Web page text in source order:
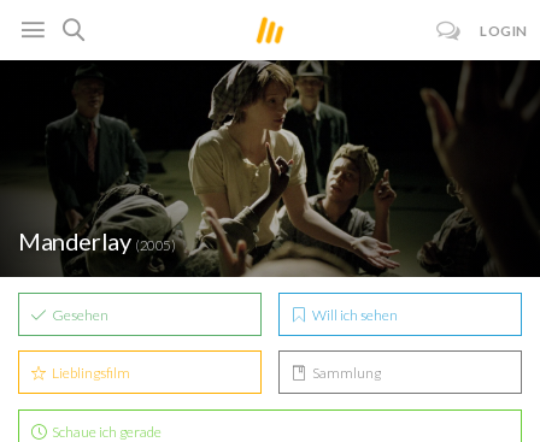
LOGIN
Manderlay (2005)
Gesehen Will ich sehen
Lieblingsfilm Sammlung
Schaue ich gerade